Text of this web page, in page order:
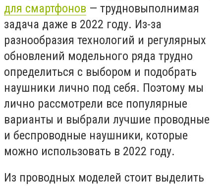
для смартфонов — трудновыполнимая
задача даже в 2022 году. Из-за
разнообразия технологий и регулярных
обновлений модельного ряда трудно
определиться с выбором и подобрать
наушники лично под себя. Поэтому мы
лично рассмотрели все популярные
варианты и выбрали лучшие проводные
и беспроводные наушники, которые
можно использовать в 2022 году.
Из проводных моделей стоит выделить